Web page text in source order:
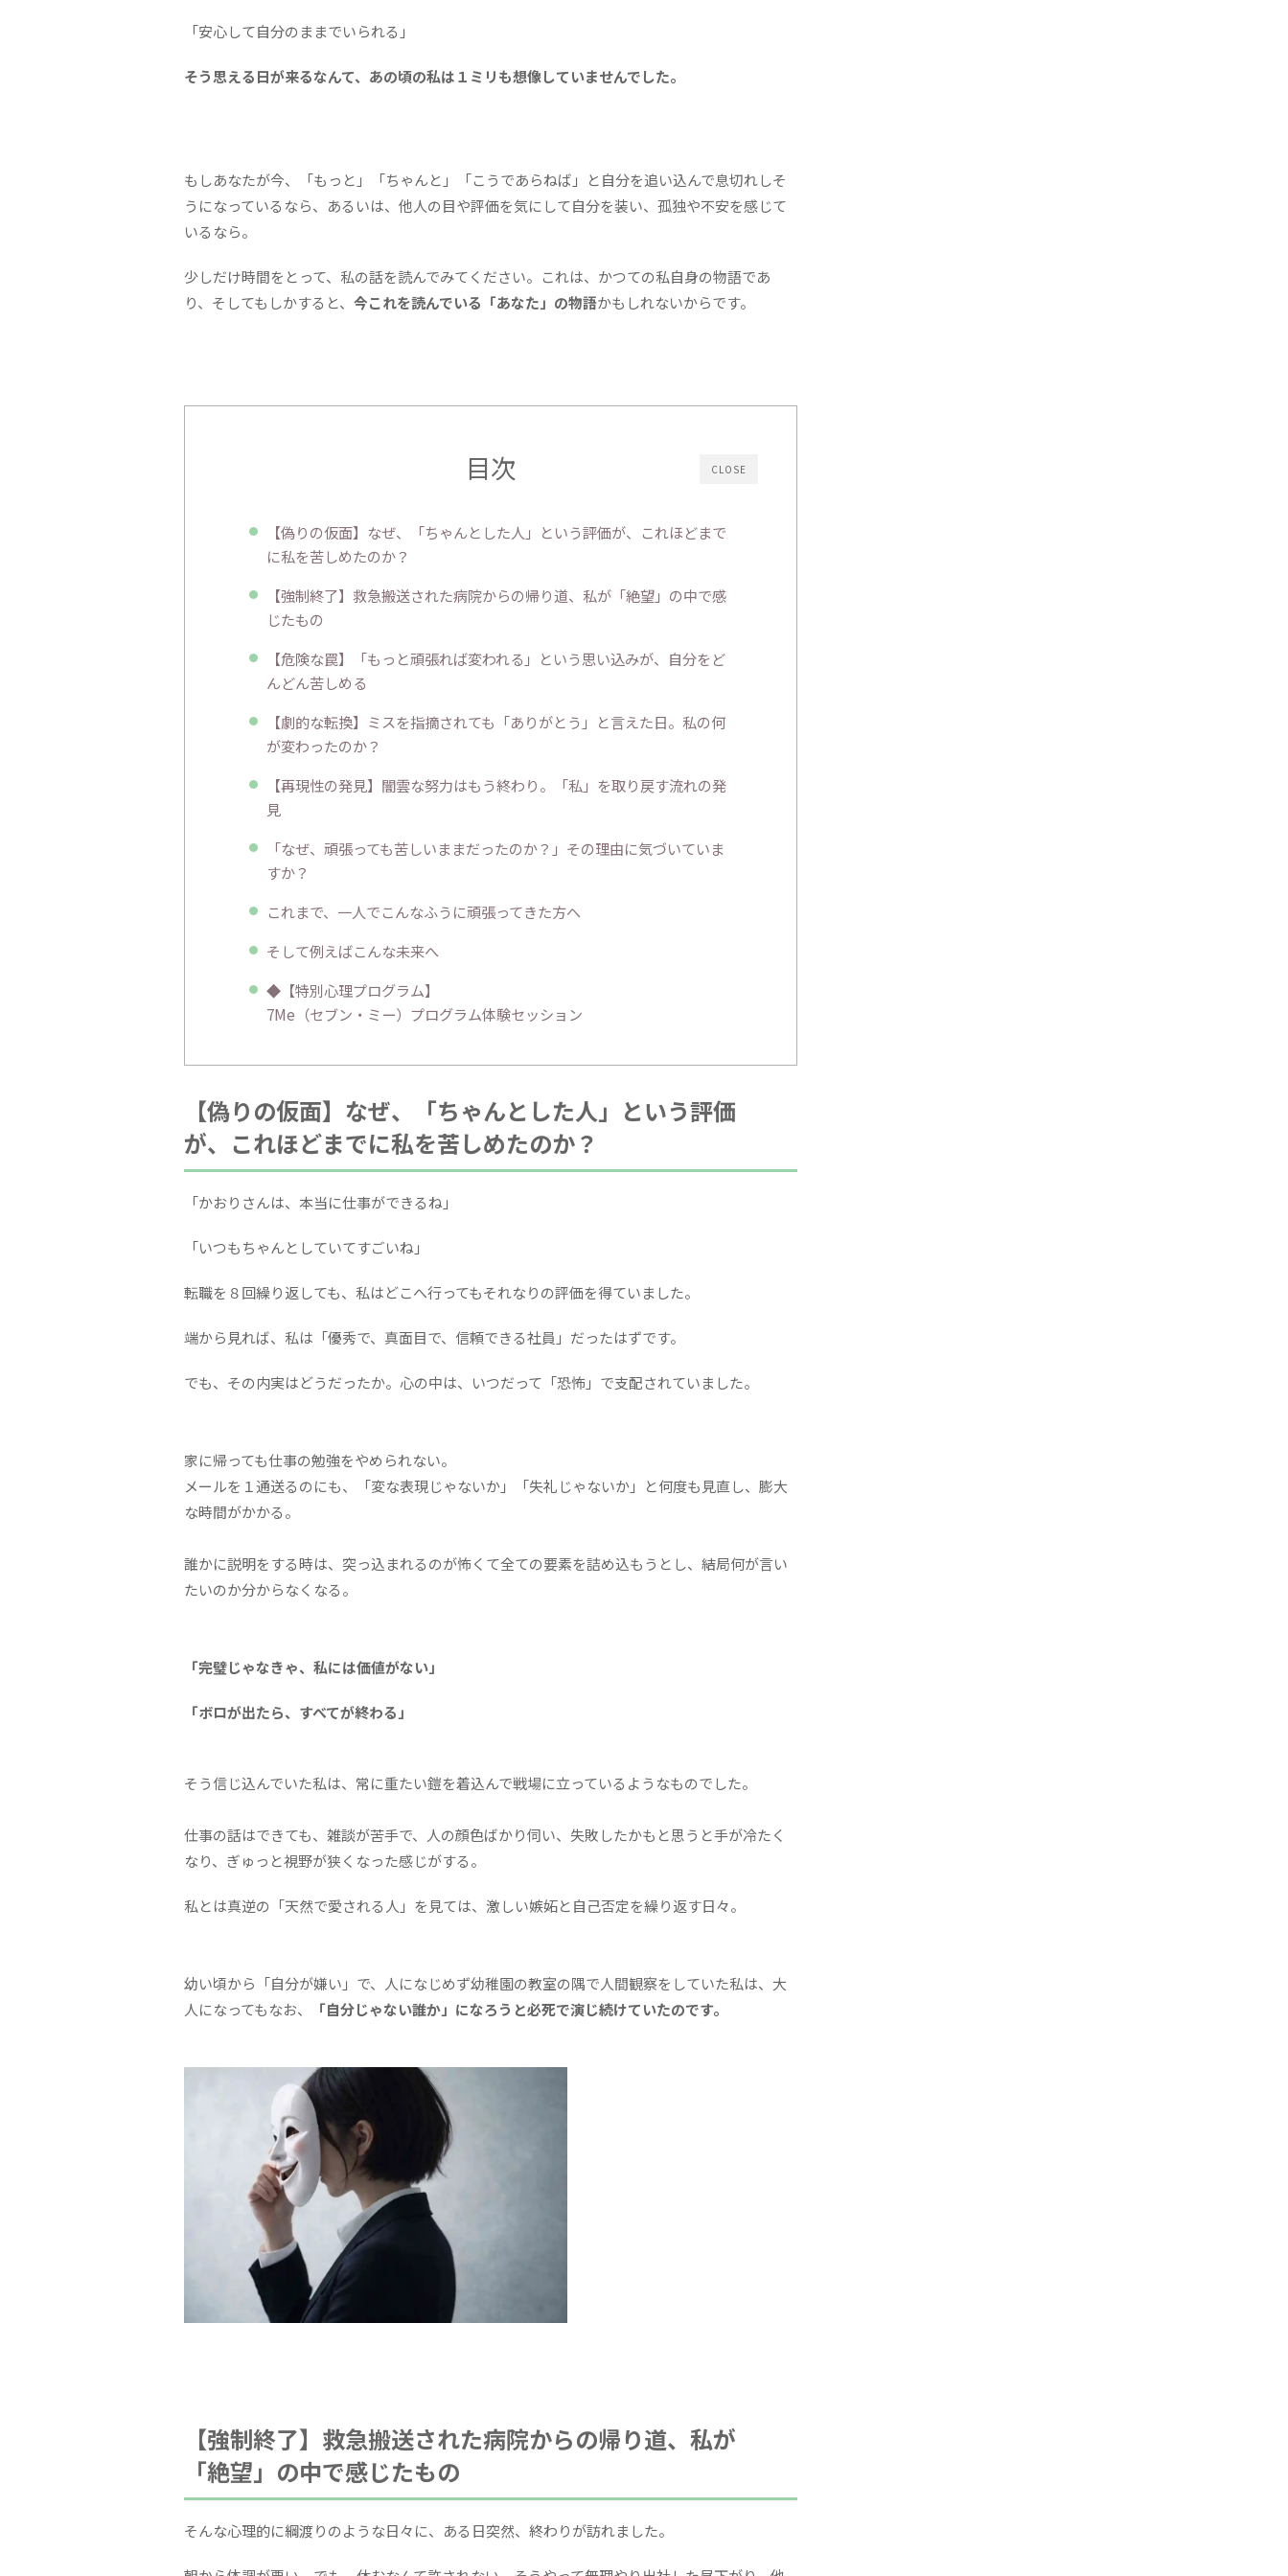
「安心して自分のままでいられる」
そう思える日が来るなんて、あの頃の私は１ミリも想像していませんでした。
もしあなたが今、「もっと」「ちゃんと」「こうであらねば」と自分を追い込んで息切れしそ
うになっているなら、あるいは、他人の目や評価を気にして自分を装い、孤独や不安を感じて
いるなら。
少しだけ時間をとって、私の話を読んでみてください。これは、かつての私自身の物語であ
り、そしてもしかすると、 今これを読んでいる「あなた」の物語かもしれないからです。
CLOSE
目次
【偽りの仮面】なぜ、「ちゃんとした人」という評価が、これほどまで
に私を苦しめたのか？
【強制終了】救急搬送された病院からの帰り道、私が「絶望」の中で感
じたもの
【危険な罠】「もっと頑張れば変われる」という思い込みが、自分をど
んどん苦しめる
【劇的な転換】ミスを指摘されても「ありがとう」と言えた日。私の何
が変わったのか？
【再現性の発見】闇雲な努力はもう終わり。「私」を取り戻す流れの発
見
「なぜ、頑張っても苦しいままだったのか？」その理由に気づいていま
すか？
これまで、一人でこんなふうに頑張ってきた方へ
そして例えばこんな未来へ
◆【特別心理プログラム】
7Me（セブン・ミー）プログラム体験セッション
【偽りの仮面】なぜ、「ちゃんとした人」という評価
が、これほどまでに私を苦しめたのか？
「かおりさんは、本当に仕事ができるね」
「いつもちゃんとしていてすごいね」
転職を８回繰り返しても、私はどこへ行ってもそれなりの評価を得ていました。
端から見れば、私は「優秀で、真面目で、信頼できる社員」だったはずです。
でも、その内実はどうだったか。心の中は、いつだって「恐怖」で支配されていました。
家に帰っても仕事の勉強をやめられない。
メールを１通送るのにも、「変な表現じゃないか」「失礼じゃないか」と何度も見直し、膨大
な時間がかかる。
誰かに説明をする時は、突っ込まれるのが怖くて全ての要素を詰め込もうとし、結局何が言い
たいのか分からなくなる。
「完璧じゃなきゃ、私には価値がない」
「ボロが出たら、すべてが終わる」
そう信じ込んでいた私は、常に重たい鎧を着込んで戦場に立っているようなものでした。
仕事の話はできても、雑談が苦手で、人の顔色ばかり伺い、失敗したかもと思うと手が冷たく
なり、ぎゅっと視野が狭くなった感じがする。
私とは真逆の「天然で愛される人」を見ては、激しい嫉妬と自己否定を繰り返す日々。
幼い頃から「自分が嫌い」で、人になじめず幼稚園の教室の隅で人間観察をしていた私は、大
人になってもなお、
「自分じゃない誰か」になろうと必死で演じ続けていたのです。
【強制終了】救急搬送された病院からの帰り道、私が
「絶望」の中で感じたもの
そんな心理的に綱渡りのような日々に、ある日突然、終わりが訪れました。